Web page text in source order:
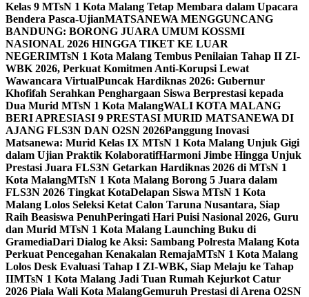
Kelas 9 MTsN 1 Kota Malang Tetap Membara dalam Upacara
Bendera Pasca-UjianMATSANEWA MENGGUNCANG
BANDUNG: BORONG JUARA UMUM KOSSMI
NASIONAL 2026 HINGGA TIKET KE LUAR
NEGERIMTsN 1 Kota Malang Tembus Penilaian Tahap II ZI-
WBK 2026, Perkuat Komitmen Anti-Korupsi Lewat
Wawancara VirtualPuncak Hardiknas 2026: Gubernur
Khofifah Serahkan Penghargaan Siswa Berprestasi kepada
Dua Murid MTsN 1 Kota MalangWALI KOTA MALANG
BERI APRESIASI 9 PRESTASI MURID MATSANEWA DI
AJANG FLS3N DAN O2SN 2026Panggung Inovasi
Matsanewa: Murid Kelas IX MTsN 1 Kota Malang Unjuk Gigi
dalam Ujian Praktik KolaboratifHarmoni Jimbe Hingga Unjuk
Prestasi Juara FLS3N Getarkan Hardiknas 2026 di MTsN 1
Kota MalangMTsN 1 Kota Malang Borong 5 Juara dalam
FLS3N 2026 Tingkat KotaDelapan Siswa MTsN 1 Kota
Malang Lolos Seleksi Ketat Calon Taruna Nusantara, Siap
Raih Beasiswa PenuhPeringati Hari Puisi Nasional 2026, Guru
dan Murid MTsN 1 Kota Malang Launching Buku di
GramediaDari Dialog ke Aksi: Sambang Polresta Malang Kota
Perkuat Pencegahan Kenakalan RemajaMTsN 1 Kota Malang
Lolos Desk Evaluasi Tahap I ZI-WBK, Siap Melaju ke Tahap
IIMTsN 1 Kota Malang Jadi Tuan Rumah Kejurkot Catur
2026 Piala Wali Kota MalangGemuruh Prestasi di Arena O2SN